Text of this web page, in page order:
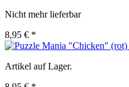
Nicht mehr lieferbar
8,95 € *
Artikel auf Lager.